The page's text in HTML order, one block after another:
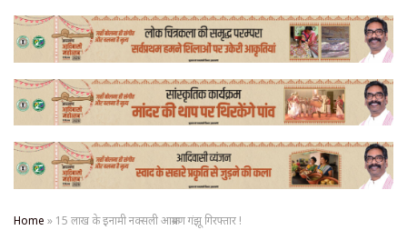
Home » 15 लाख के इनामी नक्सली आक्रमण गंझू गिरफ्तार !